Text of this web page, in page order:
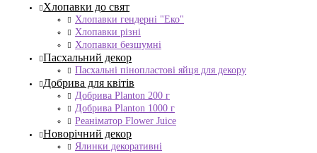
Хлопавки до свят
Хлопавки гендерні "Еко"
Хлопавки різні
Хлопавки безшумні
Пасхальний декор
Пасхальні пінопластові яйця для декору
Добрива для квітів
Добрива Planton 200 г
Добрива Planton 1000 г
Реаніматор Flower Juice
Новорічний декор
Ялинки декоративні